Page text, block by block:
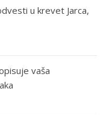
u krevet Jarca,
vaša